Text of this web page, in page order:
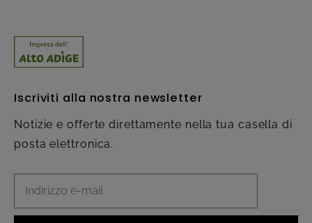
Iscriviti alla nostra newsletter
Notizie e offerte direttamente nella tua casella di
posta elettronica.